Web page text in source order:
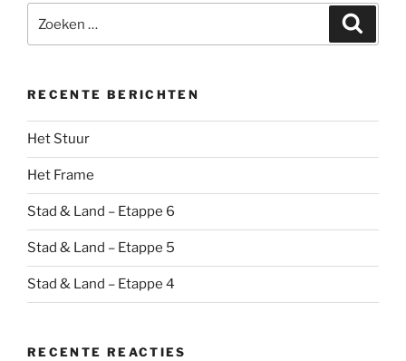
naar:
RECENTE BERICHTEN
Het Stuur
Het Frame
Stad & Land – Etappe 6
Stad & Land – Etappe 5
Stad & Land – Etappe 4
RECENTE REACTIES